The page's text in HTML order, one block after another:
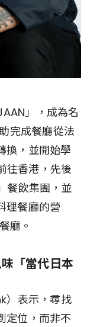
」，成為名
完成餐廳從法
換，並開始學
往香港，先後
飲集團，並
理餐廳的營
廳。
「當代日本
）表示，尋找
定位，而非不